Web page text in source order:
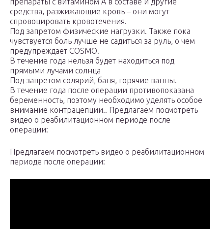
средства, разжижающие кровь – они могут
спровоцировать кровотечения.
Под запретом физические нагрузки. Также пока
чувствуется боль лучше не садиться за руль, о чем
предупреждает COSMO.
В течение года нельзя будет находиться под
прямыми лучами солнца
Под запретом солярий, баня, горячие ванны.
В течение года после операции противопоказана
беременность, поэтому необходимо уделять особое
внимание контрацепции.. Предлагаем посмотреть
видео о реабилитационном периоде после
операции:
Предлагаем посмотреть видео о реабилитационном
периоде после операции: